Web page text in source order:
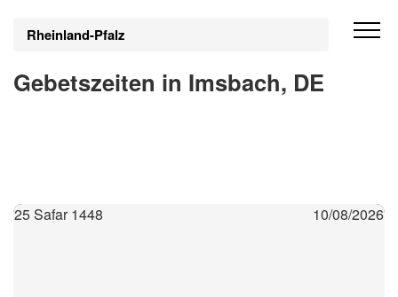
Rheinland-Pfalz
Gebetszeiten in Imsbach, DE
25 Safar 1448 10/08/2026